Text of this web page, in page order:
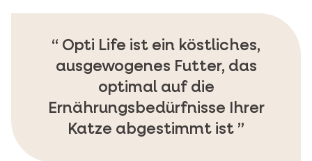
Opti Life ist ein köstliches,
ausgewogenes Futter, das
optimal auf die
Ernährungsbedürfnisse Ihrer
Katze abgestimmt ist